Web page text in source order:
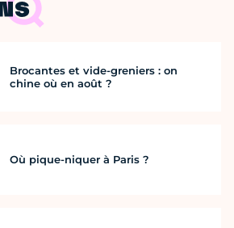
Brocantes et vide-greniers : on
chine où en août ?
Où pique-niquer à Paris ?